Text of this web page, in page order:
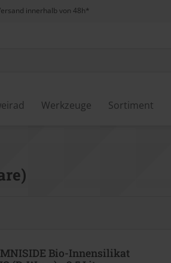
innerhalb von 48h*
Werkzeuge Sortiment
Bio-Innensilikat